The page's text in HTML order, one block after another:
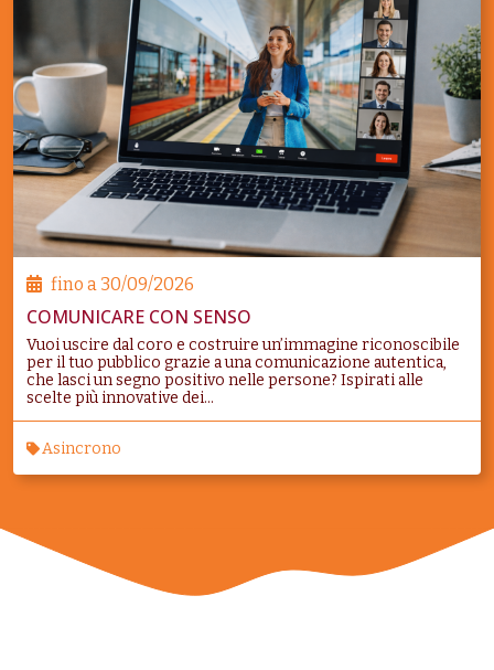
fino a30/09/2026
COMUNICARE CON SENSO
Vuoi uscire dal coro e costruire un’immagine riconoscibile
per il tuo pubblico grazie a una comunicazione autentica,
che lasci un segno positivo nelle persone? Ispirati alle
scelte più innovative dei...
Asincrono